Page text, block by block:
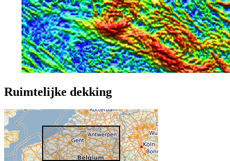
Ruimtelijke dekking